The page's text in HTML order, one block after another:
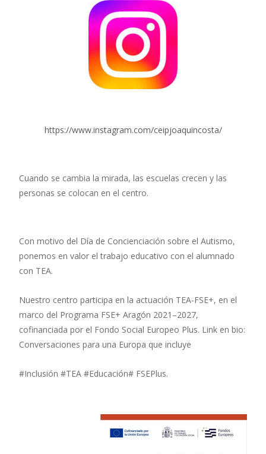
https://www.instagram.com/ceipjoaquincosta/
Cuando se cambia la mirada, las escuelas crecen y las
personas se colocan en el centro.
Con motivo del Día de Concienciación sobre el Autismo,
ponemos en valor el trabajo educativo con el alumnado
con TEA.
Nuestro centro participa en la actuación TEA-FSE+, en el
marco del Programa FSE+ Aragón 2021–2027,
cofinanciada por el Fondo Social Europeo Plus. Link en bio:
Conversaciones para una Europa que incluye
#Inclusión #TEA #Educación# FSEPlus.